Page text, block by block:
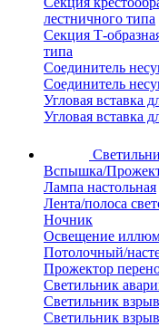
лестничного типа
Секция Т-
типа
Соединитель
Соединитель
Угловая вставка
Угловая вставка
Вспышка/
Лампа настольная
Лента/полоса
Ночник
Освещение
Потолочный/
Прожектор
Светильник
Светильник
Светильник